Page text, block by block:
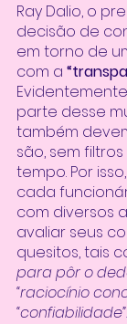
Ray Dalio, o
decisão de
em torno de
com a
parte desse
também
são, sem
tempo. Por
cada
com diversos
avaliar seus
quesitos, tais
para pôr o
“raciocínio
“confiabilidade”.